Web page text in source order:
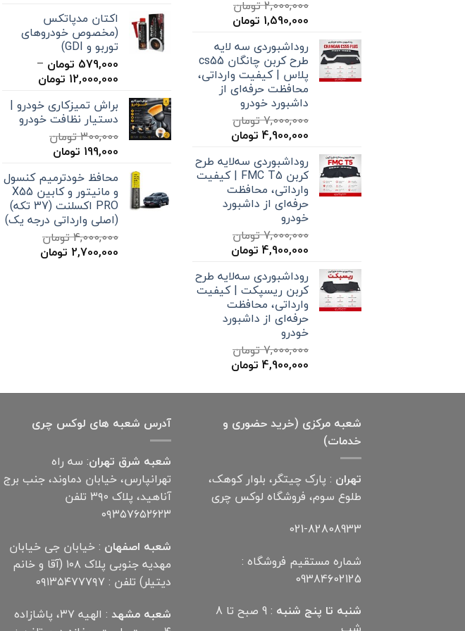
2,000,000تومان
قیمت
2,000,000 تومان
بود.
1,590,000 تومان
1,590,000 تومان
است.
روداشبوردی سه‌ لایه
طرح کربن چانگان cs55
پلاس | کیفیت وارداتی،
محافظت حرفه‌ای از
داشبورد خودرو
7,000,000تومان
قیمت
7,000,000 تومان
بود.
4,900,000 تومان
است.
روداشبوردی سه‌لایه طرح
کربن FMC T5 | کیفیت
وارداتی، محافظت
حرفه‌ای از داشبورد
خودرو
7,000,000تومان
قیمت
7,000,000 تومان
بود.
4,900,000 تومان
است.
روداشبوردی سه‌لایه طرح
کربن ریسپکت | کیفیت
وارداتی، محافظت
حرفه‌ای از داشبورد
خودرو
7,000,000تومان
قیمت
7,000,000 تومان
4,900,000 تومان
4,900,000 تومان
تا
اکتان مدپاتکس
(مخصوص خودروهای
توربو و GDI)
579,000 تومان –
12,000,000 تومان
تا
براش تمیزکاری خودرو |
دستیار نظافت خودرو
300,000تومان
قیمت
300,000 تومان
بود.
199,000 تومانقیمت
199,000 تومان
است.
محافظ خودترمیم کنسول
و مانیتور و کابین X55
PRO اکسلنت (37 تکه)
(اصلی وارداتی درجه یک)
4,000,000تومان
قیمت
2,700,000 تومان
شعبه مرکزی (خرید حضوری و
خدمات)
تهران : پارک چیتگر، بلوار کوهک،
طلوع سوم، فروشگاه لوکس چری
021-82808933
شماره مستقیم فروشگاه :
09384602125
شنبه تا پنج شنبه
: 9 صبح تا 8
آدرس شعبه های لوکس چری
شعبه شرق تهران: سه راه
تهرانپارس، خیابان دماوند، جنب برج
آناهید، پلاک ۳۹۰ تلفن
۰۹۳۵۷۶۵۲۶۲۳
شعبه اصفهان : خیابان جی خیابان
مهدیه جنوبی پلاک ۱۰۸ (آقا و خانم
دیتیلر) تلفن : ۰۹۱۳۵۴۷۷۷۹۷
شعبه مشهد
: الهیه ۳۷، پاشازاده